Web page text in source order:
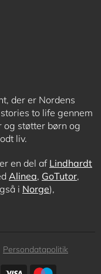
der er Nordens
to life gennem
og støtter børn og
liv.
en del afLindhardt
Alinea, GoTutor,
i Norge),
Persondatapolitik